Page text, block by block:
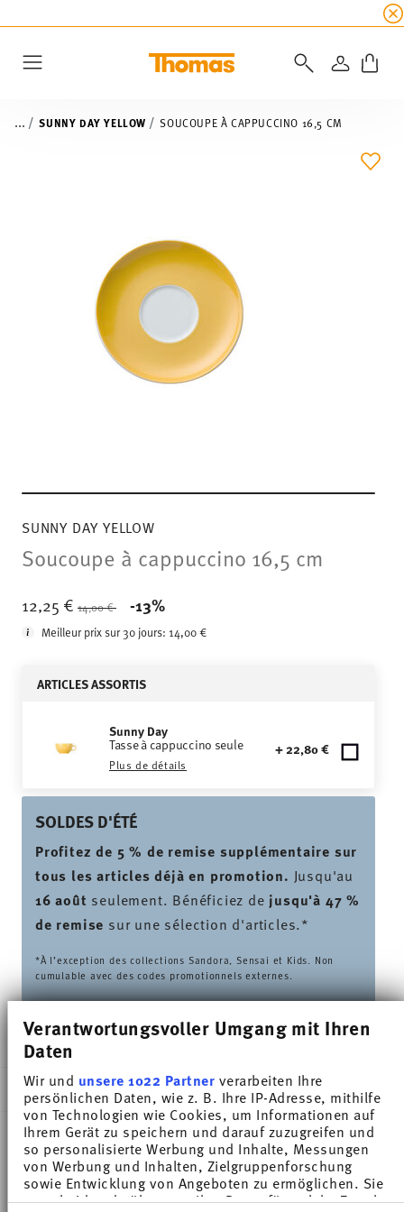
Verantwortungsvoller Umgang mit Ihren
Daten
Wir und unsere 1022 Partnerverarbeiten Ihre
persönlichen Daten, wie z. B. Ihre IP-Adresse, mithilfe
von Technologien wie Cookies, um Informationen auf
Ihrem Gerät zu speichern und darauf zuzugreifen und
so personalisierte Werbung und Inhalte, Messungen
von Werbung und Inhalten, Zielgruppenforschung
sowie Entwicklung von Angeboten zu ermöglichen. Sie
entscheiden darüber, wer Ihre Daten für welche Zwecke
5 % de remise
... SUNNY DAY YELLOW SOUCOUPE À CAPPUCCINO 16,5 CM
SUNNY DAY YELLOW
Soucoupe à cappuccino 16,5 cm
12,25 € Price reduced from
14,00 € -13%
Meilleur prix sur 30 jours:14,00 €
ARTICLES ASSORTIS
Sunny Day
Tasse à cappuccino seule
Plus de détails
+ 22,80 €
SOLDES D'ÉTÉ
Profitez de 5 % de remise supplémentaire sur
tous les articles déjà en promotion. Jusqu'au
16 août seulement. Bénéficiez de jusqu'à 47 %
de remise sur une sélection d'articles.*
*À l’exception des collections Sandora, Sensai et Kids. Non
cumulable avec des codes promotionnels externes.
LIVRÉ EN 5-7 JOURS OUVRABLES
DESCRIPTION
Thomas Sunny Day Yellow Tasse cappuccino - Rond
- Ø 16,5 cm - h 2,2 cm, Porcelaine